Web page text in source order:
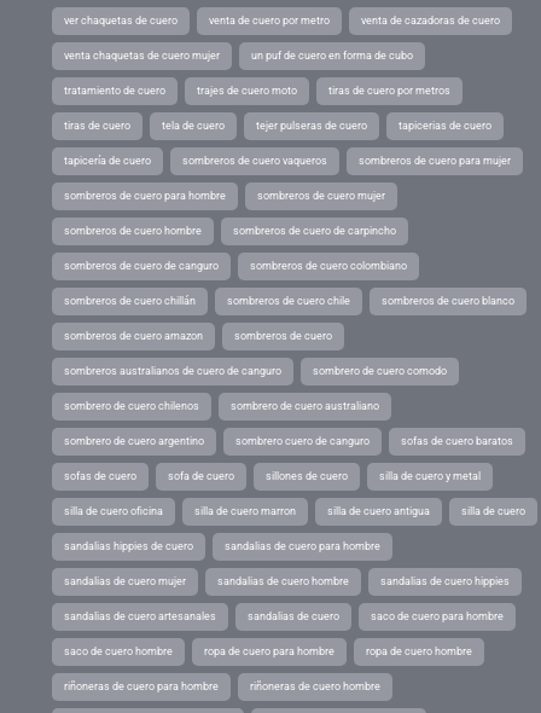
ver chaquetas de cuero venta de cuero por metro venta de cazadoras de cuero
venta chaquetas de cuero mujer un puf de cuero en forma de cubo
tratamiento de cuero trajes de cuero moto tiras de cuero por metros
tiras de cuero tela de cuero tejer pulseras de cuero tapicerias de cuero
tapicería de cuero sombreros de cuero vaqueros sombreros de cuero para mujer
sombreros de cuero para hombre sombreros de cuero mujer
sombreros de cuero hombre sombreros de cuero de carpincho
sombreros de cuero de canguro sombreros de cuero colombiano
sombreros de cuero chillán sombreros de cuero chile sombreros de cuero blanco
sombreros de cuero amazon sombreros de cuero
sombreros australianos de cuero de canguro sombrero de cuero comodo
sombrero de cuero chilenos sombrero de cuero australiano
sombrero de cuero argentino sombrero cuero de canguro sofas de cuero baratos
sofas de cuero sofa de cuero sillones de cuero silla de cuero y metal
silla de cuero oficina silla de cuero marron silla de cuero antigua silla de cuero
sandalias hippies de cuero sandalias de cuero para hombre
sandalias de cuero mujer sandalias de cuero hombre sandalias de cuero hippies
sandalias de cuero artesanales sandalias de cuero saco de cuero para hombre
saco de cuero hombre ropa de cuero para hombre ropa de cuero hombre
riñoneras de cuero para hombre riñoneras de cuero hombre